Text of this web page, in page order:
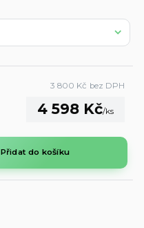
4 598 Kč/ks
3 800 Kč bez DPH
Přidat do košíku